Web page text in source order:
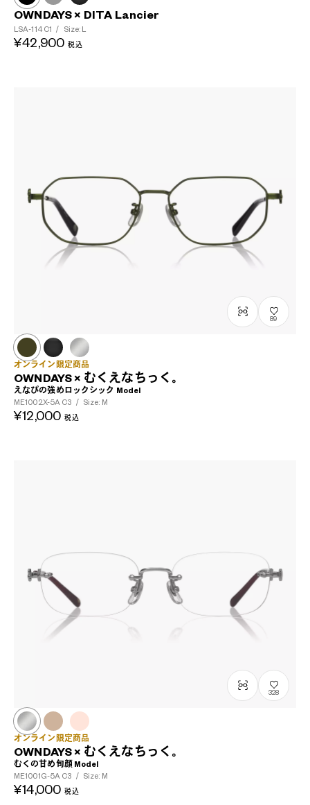
OWNDAYS × DITA Lancier
LSA-114C1 / Size: L
¥42,900 税込
89
オンライン限定商品
OWNDAYS × むくえなちっく。
えなぴの強めロックシック Model
ME1002X-5A C3 / Size: M
¥12,000 税込
328
オンライン限定商品
OWNDAYS × むくえなちっく。
むくの甘め旬顔 Model
ME1001G-5A C3 / Size: M
¥14,000 税込